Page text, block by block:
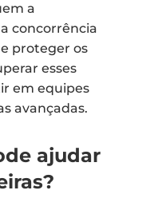
a
concorrência
proteger os
esses
em equipes
avançadas.
ajudar